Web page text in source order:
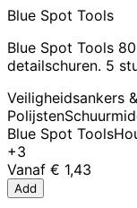
Blue Spot Tools
Blue Spot Tools
detailschuren. 5
Veiligheidsankers
Polijsten
Blue Spot Tools
+3
Vanaf € 1,43
Add